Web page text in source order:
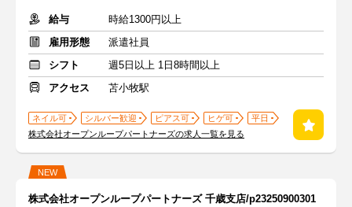
給与
時給1300円以上
雇用形態
派遣社員
シフト
週5日以上 1日8時間以上
アクセス
苫小牧駅
ネイル可 シルバー歓迎 ピアス可 ヒゲ可
平日
株式会社オープンループパートナーズの求人一覧を見る
NEW
株式会社オープンループパートナーズ 千歳支店/p23250900301